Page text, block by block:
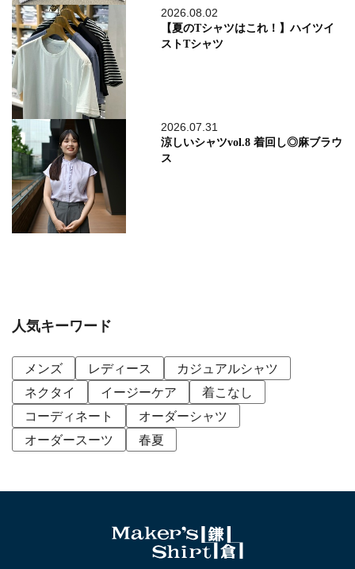
2026.08.02
【夏のTシャツはこれ！】ハイツイ
ストTシャツ
2026.07.31
涼しいシャツvol.8 着回し◎麻ブラウ
ス
人気キーワード
メンズ レディース
カジュアルシャツ
ネクタイ
イージーケア
着こなし
コーディネート
オーダーシャツ
オーダースーツ
春夏